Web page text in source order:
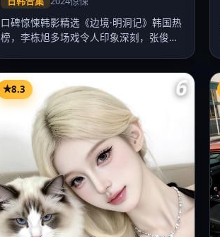
口碑惊悚韩影精选《边境·明洞记》韩国热
榜，李栋旭多场戏令人印象深刻，张俊焕
6
8.3